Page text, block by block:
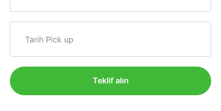
Tarih Pick up
Teklif alın